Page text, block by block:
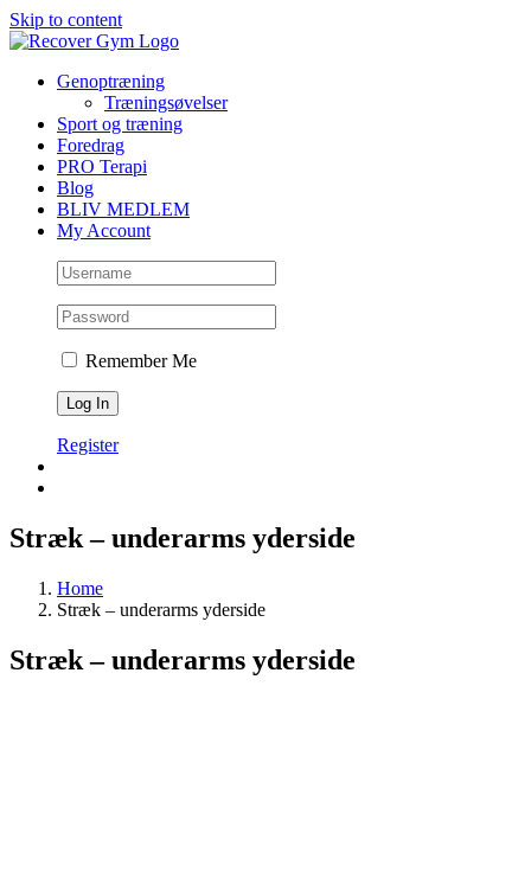
Skip to content
Genoptræning
Træningsøvelser
Sport og træning
Foredrag
PRO Terapi
Blog
BLIV MEDLEM
My Account
Remember Me
Register
Stræk – underarms yderside
Home
Stræk – underarms yderside
Stræk – underarms yderside